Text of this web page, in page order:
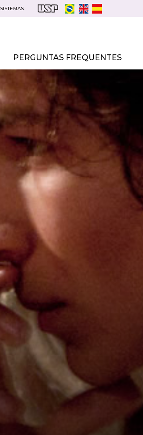
SISTEMAS
PERGUNTAS FREQUENTES